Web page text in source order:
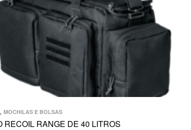
, MOCHILAS E BOLSAS
RECOIL RANGE DE 40 LITROS